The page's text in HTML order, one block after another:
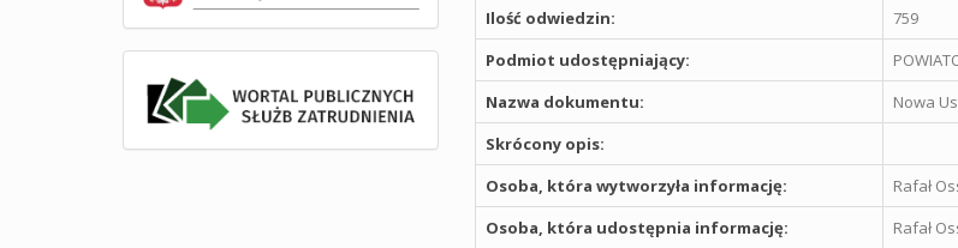
Ilość odwiedzin:
759
Podmiot udostępniający:
Nazwa dokumentu:
Nowa
Skrócony opis:
Osoba, która wytworzyła informację:
Rafał
Osoba, która udostępnia informację:
Rafał